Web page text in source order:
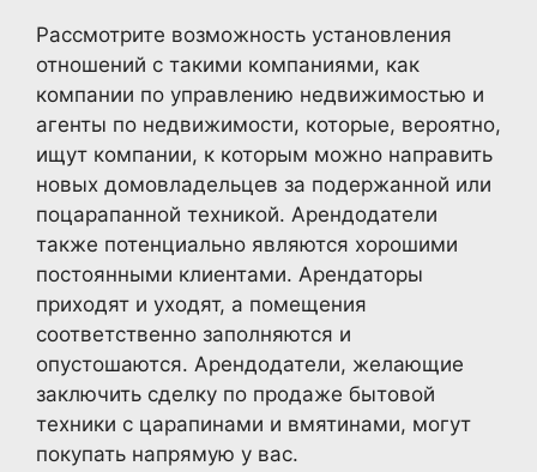
Рассмотрите возможность установления
отношений с такими компаниями, как
компании по управлению недвижимостью и
агенты по недвижимости, которые, вероятно,
ищут компании, к которым можно направить
новых домовладельцев за подержанной или
поцарапанной техникой. Арендодатели
также потенциально являются хорошими
постоянными клиентами. Арендаторы
приходят и уходят, а помещения
соответственно заполняются и
опустошаются. Арендодатели, желающие
заключить сделку по продаже бытовой
техники с царапинами и вмятинами, могут
покупать напрямую у вас.